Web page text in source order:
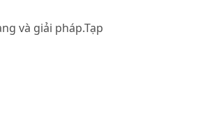
và giải pháp.Tạp